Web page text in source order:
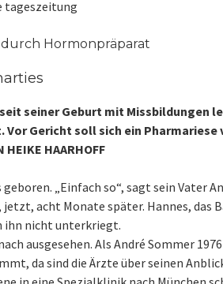
tageszeitung
Hormonpräparat
seiner Geburt mit Missbildungen
Vor Gericht soll sich ein
HAARHOFF
„Einfach so“, sagt sein Vater
acht Monate später. Hannes, das
ihn nicht unterkriegt.
ausgesehen. Als André Sommer
da sind die Ärzte über seinen